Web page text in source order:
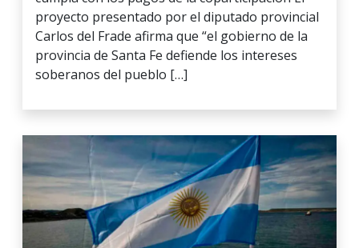
proyecto presentado por el diputado provincial
Carlos del Frade afirma que “el gobierno de la
provincia de Santa Fe defiende los intereses
soberanos del pueblo […]